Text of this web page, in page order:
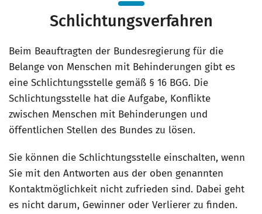
Schlichtungsverfahren
Beim Beauftragten der Bundesregierung für die
Belange von Menschen mit Behinderungen gibt es
eine Schlichtungsstelle gemäß § 16 BGG. Die
Schlichtungsstelle hat die Aufgabe, Konflikte
zwischen Menschen mit Behinderungen und
öffentlichen Stellen des Bundes zu lösen.
Sie können die Schlichtungsstelle einschalten, wenn
Sie mit den Antworten aus der oben genannten
Kontaktmöglichkeit nicht zufrieden sind. Dabei geht
es nicht darum, Gewinner oder Verlierer zu finden.